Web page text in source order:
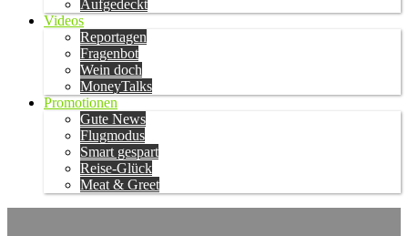
Aufgedeckt
Videos
Reportagen
Fragenbot
Wein doch
MoneyTalks
Promotionen
Gute News
Flugmodus
Smart gespart
Reise-Glück
Meat & Greet